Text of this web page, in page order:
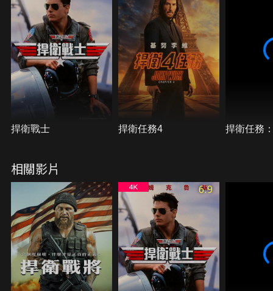
中尉。在面對不確定的未來和來自過去夢靨的影響
下，「獨行俠」在這個要求飛行員奉獻出最終代價的
行動裡，被迫面對自己最深層的心魔。
捍衛戰士 捍衛任務4 捍衛任務
相關影片
6.9